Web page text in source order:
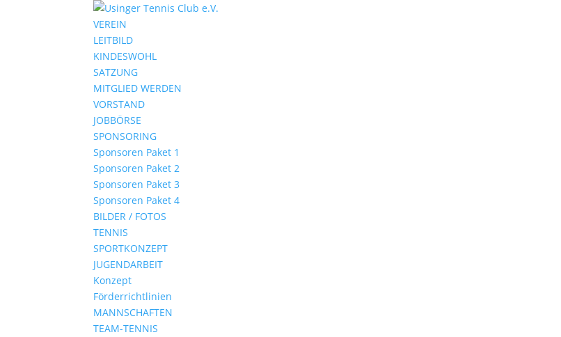
VEREIN
LEITBILD
KINDESWOHL
SATZUNG
MITGLIED WERDEN
VORSTAND
JOBBÖRSE
SPONSORING
Sponsoren Paket 1
Sponsoren Paket 2
Sponsoren Paket 3
Sponsoren Paket 4
BILDER / FOTOS
TENNIS
SPORTKONZEPT
JUGENDARBEIT
Konzept
Förderrichtlinien
MANNSCHAFTEN
TEAM-TENNIS